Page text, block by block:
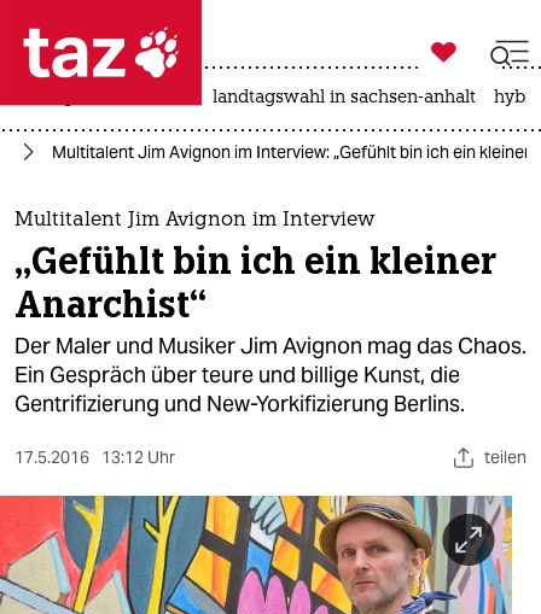
 taz zahl ich
taz zahl ich
themen
politik
öko
gesellschaft
sport
berlin
nord

taz zahl ich
landtagswahl in sachsen-anhalt
Multitalent Jim Avignon im Interview: „Gefühlt bin ich ein kleiner
Multitalent Jim Avignon im Interview
„Gefühlt bin ich ein kleiner
Anarchist“
Der Maler und Musiker Jim Avignon mag das Chaos.
Ein Gespräch über teure und billige Kunst, die
Gentrifizierung und New-Yorkifizierung Berlins.
17.5.2016 13:12 Uhr teilen